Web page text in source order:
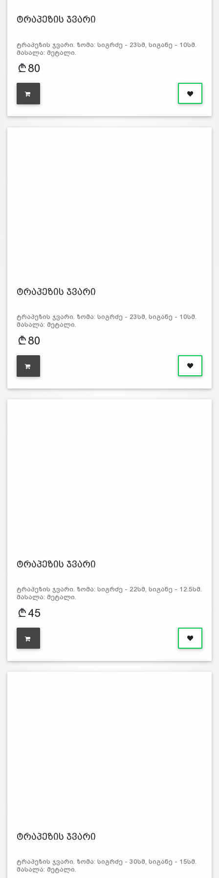
ტრაპეზის ჯვარი
ტრაპეზის ჯვარი. ზომა: სიგრძე - 23სმ, სიგანე - 10სმ.
მასალა: მეტალი.
80
ტრაპეზის ჯვარი
ტრაპეზის ჯვარი. ზომა: სიგრძე - 23სმ, სიგანე - 10სმ.
მასალა: მეტალი.
80
ტრაპეზის ჯვარი
ტრაპეზის ჯვარი. ზომა: სიგრძე - 22სმ, სიგანე - 12.5სმ.
მასალა: მეტალი.
45
ტრაპეზის ჯვარი
ტრაპეზის ჯვარი. ზომა: სიგრძე - 30სმ, სიგანე - 15სმ.
მასალა: მეტალი.